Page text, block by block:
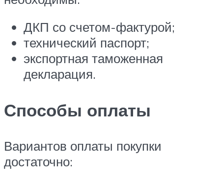
ДКП со счетом-фактурой;
технический паспорт;
экспортная таможенная
декларация.
Способы оплаты
Вариантов оплаты покупки
достаточно: